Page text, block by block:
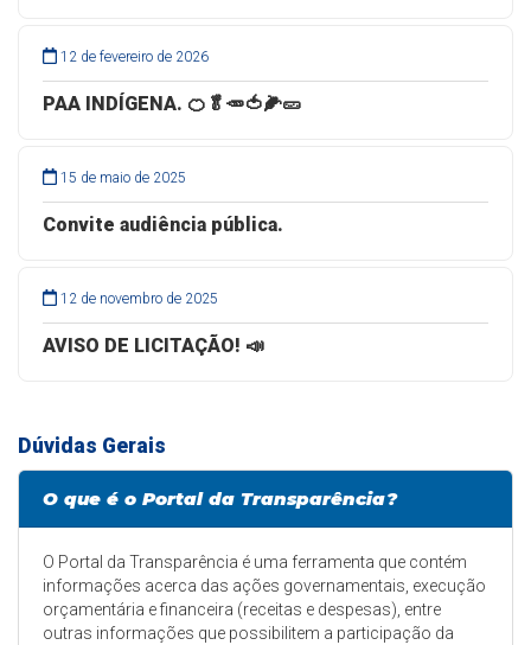
Dúvidas Gerais
O que é o Portal da Transparência?
O Portal da Transparência é uma ferramenta que contém
informações acerca das ações governamentais, execução
orçamentária e financeira (receitas e despesas), entre
outras informações que possibilitem a participação da
12 de fevereiro de 2026
PAA INDÍGENA. 🍊🥬🥕🍅🌽🥒
15 de maio de 2025
Convite audiência pública.
12 de novembro de 2025
AVISO DE LICITAÇÃO! 📣